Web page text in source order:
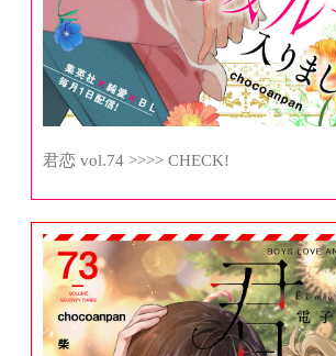
君恋 vol.74 >>>> CHECK!